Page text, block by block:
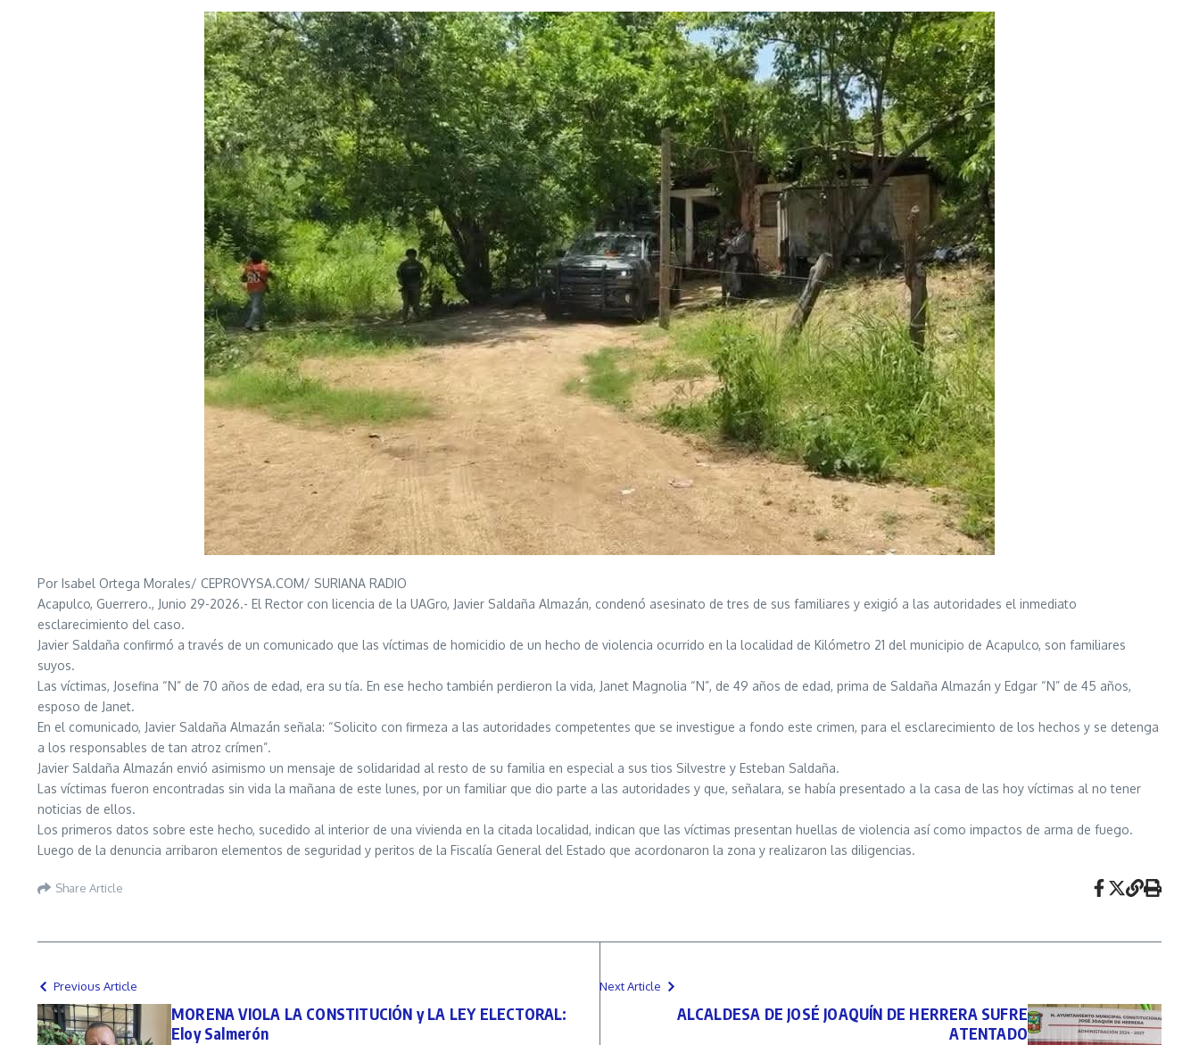
Por Isabel Ortega Morales/ CEPROVYSA.COM/ SURIANA RADIO
Acapulco, Guerrero., Junio 29-2026.- El Rector con licencia de la UAGro, Javier Saldaña Almazán, condenó asesinato de tres de sus familiares y exigió a las autoridades el inmediato
esclarecimiento del caso.
Javier Saldaña confirmó a través de un comunicado que las víctimas de homicidio de un hecho de violencia ocurrido en la localidad de Kilómetro 21 del municipio de Acapulco, son familiares
suyos.
Las víctimas, Josefina “N” de 70 años de edad, era su tía. En ese hecho también perdieron la vida, Janet Magnolia “N”, de 49 años de edad, prima de Saldaña Almazán y Edgar “N” de 45 años,
esposo de Janet.
En el comunicado, Javier Saldaña Almazán señala: “Solicito con firmeza a las autoridades competentes que se investigue a fondo este crimen, para el esclarecimiento de los hechos y se detenga
a los responsables de tan atroz crímen”.
Javier Saldaña Almazán envió asimismo un mensaje de solidaridad al resto de su familia en especial a sus tios Silvestre y Esteban Saldaña.
Las víctimas fueron encontradas sin vida la mañana de este lunes, por un familiar que dio parte a las autoridades y que, señalara, se había presentado a la casa de las hoy víctimas al no tener
noticias de ellos.
Los primeros datos sobre este hecho, sucedido al interior de una vivienda en la citada localidad, indican que las víctimas presentan huellas de violencia así como impactos de arma de fuego.
Luego de la denuncia arribaron elementos de seguridad y peritos de la Fiscalía General del Estado que acordonaron la zona y realizaron las diligencias.
Share Article
Previous Article
MORENA VIOLA LA CONSTITUCIÓN y LA LEY ELECTORAL:
Eloy Salmerón
Next Article
ALCALDESA DE JOSÉ JOAQUÍN DE HERRERA SUFRE
ATENTADO